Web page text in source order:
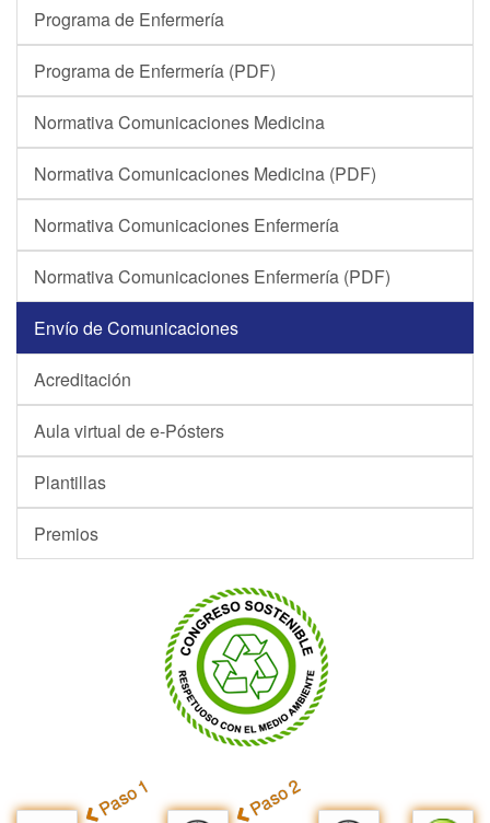
Programa de Enfermería
Programa de Enfermería (PDF)
Normativa Comunicaciones Medicina
Normativa Comunicaciones Medicina (PDF)
Normativa Comunicaciones Enfermería
Normativa Comunicaciones Enfermería (PDF)
Envío de Comunicaciones
Acreditación
Aula virtual de e-Pósters
Plantillas
Premios
Paso 1 Paso 2